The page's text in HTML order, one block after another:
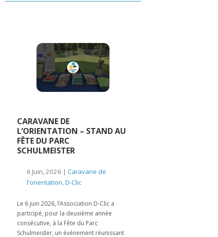
CARAVANE DE
L’ORIENTATION – STAND AU
FÊTE DU PARC
SCHULMEISTER
6 Juin, 2026 | Caravane de
l'orientation D-Clic
Le 6 juin 2026, l’Association D-Clic a
participé, pour la deuxième année
consécutive, à la Fête du Parc
Schulmeister, un événement réunissant